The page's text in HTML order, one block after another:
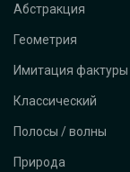
Абстракция
Геометрия
Имитация фактуры
Классический
Полосы / волны
Природа